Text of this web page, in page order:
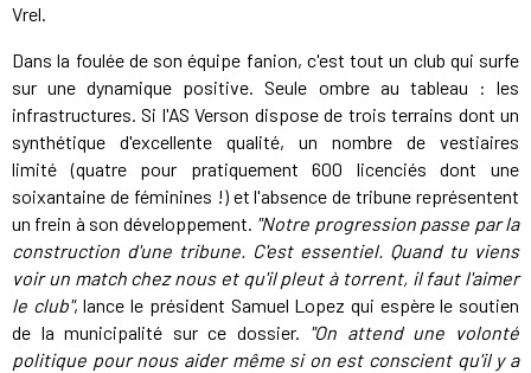
Vrel.
Dans la foulée de son équipe fanion, c'est tout un club qui surfe
sur une dynamique positive. Seule ombre au tableau : les
infrastructures. Si l'AS Verson dispose de trois terrains dont un
synthétique d'excellente qualité, un nombre de vestiaires
limité (quatre pour pratiquement 600 licenciés dont une
soixantaine de féminines !) et l'absence de tribune représentent
un frein à son développement. "Notre progression passe par la
construction d'une tribune. C'est essentiel. Quand tu viens
voir un match chez nous et qu'il pleut à torrent, il faut l'aimer
le club", lance le président Samuel Lopez qui espère le soutien
de la municipalité sur ce dossier. "On attend une volonté
politique pour nous aider même si on est conscient qu'il y a